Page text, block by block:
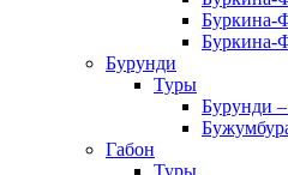
Буркина-
Буркина-
Бурунди
Туры
Бурунди
Габон
Туры